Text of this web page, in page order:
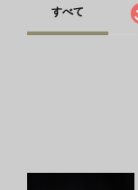
すべて